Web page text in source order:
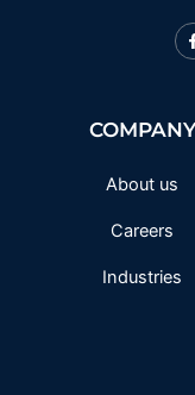
o
COMPANY
About us
Careers
Industries